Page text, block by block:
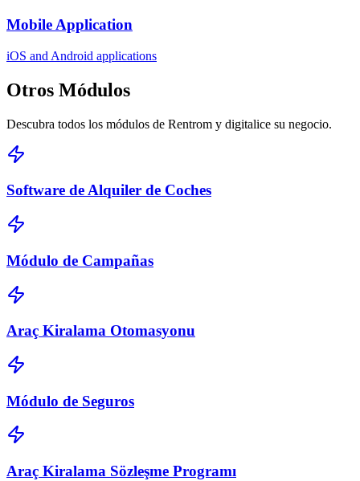
Mobile Application
iOS and Android applications
Otros Módulos
Descubra todos los módulos de Rentrom y digitalice su negocio.
Software de Alquiler de Coches
Módulo de Campañas
Araç Kiralama Otomasyonu
Módulo de Seguros
Araç Kiralama Sözleşme Programı